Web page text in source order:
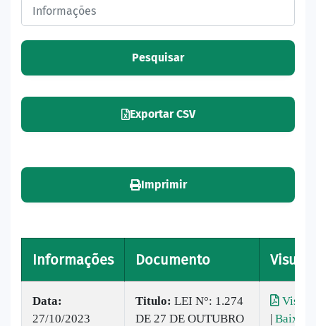
Pesquisar
Exportar CSV
Imprimir
Informações Documento
Data:
27/10/2023
Titulo: LEI N°: 1.274
DE 27 DE OUTUBRO
| Baixar